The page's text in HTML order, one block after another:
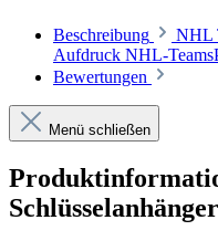
Beschreibung
NHL
Aufdruck NHL-
Bewertungen
Menü schließen